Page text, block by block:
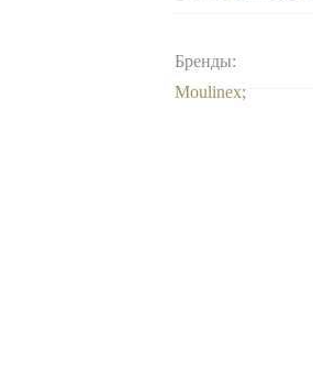
Бренды:
Moulinex